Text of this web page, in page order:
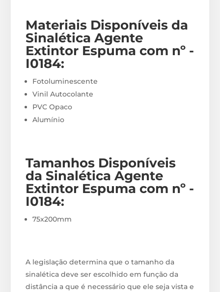
Materiais Disponíveis da
Sinalética Agente
Extintor Espuma com nº -
I0184:
Fotoluminescente
Vinil Autocolante
PVC Opaco
Alumínio
Tamanhos Disponíveis
da Sinalética Agente
Extintor Espuma com nº -
I0184:
75x200mm
A legislação determina que o tamanho da
sinalética deve ser escolhido em função da
distância a que é necessário que ele seja vista e